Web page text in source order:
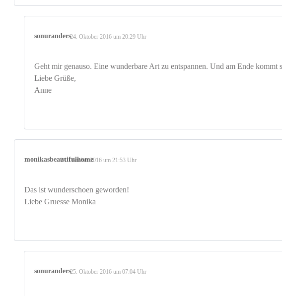
sonuranders24. Oktober 2016 um 20:29 Uhr
Geht mir genauso. Eine wunderbare Art zu entspannen. Und am Ende kommt
Liebe Grüße,
Anne
monikasbeautifulhome24. Oktober 2016 um 21:53 Uhr
Das ist wunderschoen geworden!
Liebe Gruesse Monika
sonuranders25. Oktober 2016 um 07:04 Uhr